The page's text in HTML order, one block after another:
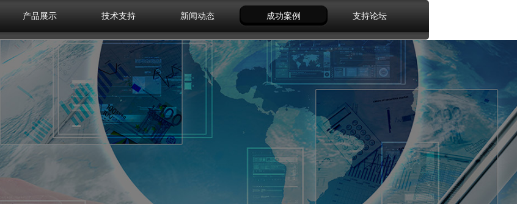
产品展示 技术支持 新闻动态 成功案例 支持论坛